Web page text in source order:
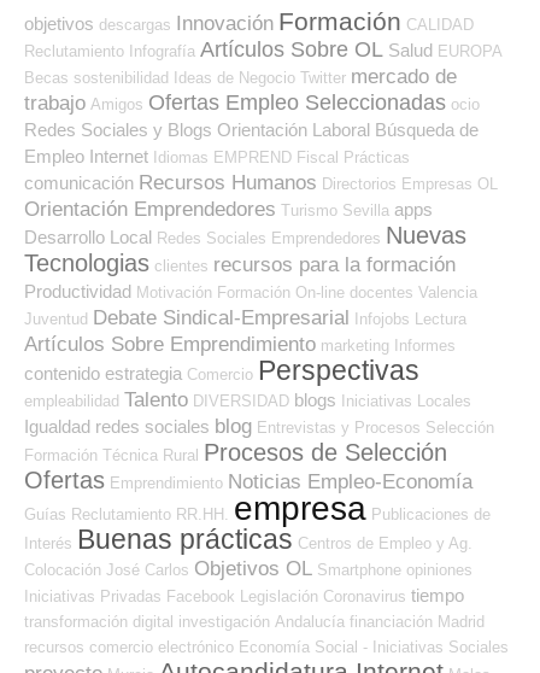
objetivos descargas Innovación Formación CALIDAD
Reclutamiento Infografía Artículos Sobre OL Salud EUROPA
Becas sostenibilidad Ideas de Negocio Twitter mercado de
trabajo Amigos Ofertas Empleo Seleccionadas ocio
Redes Sociales y Blogs Orientación Laboral Búsqueda de
Empleo Internet Idiomas EMPREND Fiscal Prácticas
comunicación Recursos Humanos Directorios Empresas OL
Orientación Emprendedores Turismo Sevilla apps
Desarrollo Local Redes Sociales Emprendedores Nuevas
Tecnologias clientes recursos para la formación
Productividad Motivación Formación On-line docentes Valencia
Juventud Debate Sindical-Empresarial Infojobs Lectura
Artículos Sobre Emprendimiento marketing Informes
contenido estrategia Comercio Perspectivas
empleabilidad Talento DIVERSIDAD blogs Iniciativas Locales
Igualdad redes sociales blog Entrevistas y Procesos Selección
Formación Técnica Rural Procesos de Selección
Ofertas Emprendimiento Noticias Empleo-Economía
Guías Reclutamiento RR.HH. empresa Publicaciones de
Interés Buenas prácticas Centros de Empleo y Ag.
Colocación José Carlos Objetivos OL Smartphone opiniones
Iniciativas Privadas Facebook Legislación Coronavirus tiempo
transformación digital investigación Andalucía financiación Madrid
recursos comercio electrónico Economía Social - Iniciativas Sociales